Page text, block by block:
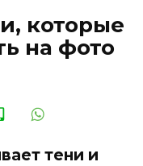
которые
на фото
тени и